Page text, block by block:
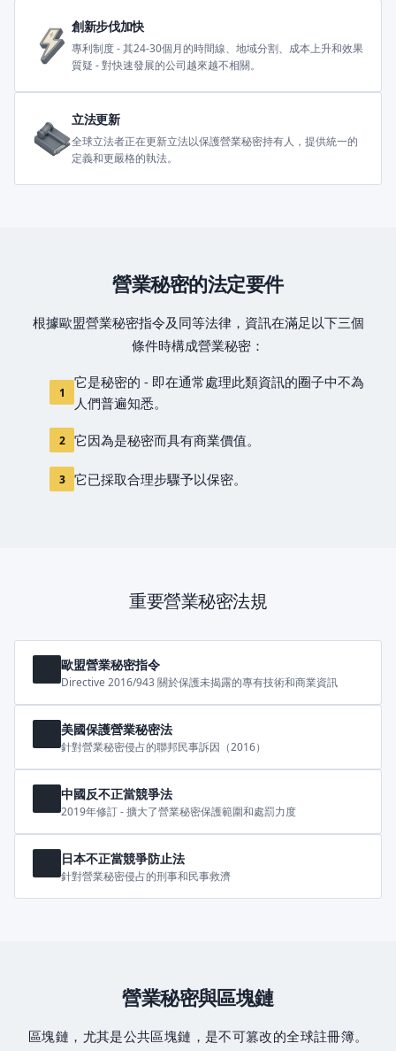
創新步伐加快
專利制度 - 其24-30個月的時間線、地域分割、成本上升和效果
質疑 - 對快速發展的公司越來越不相關。
立法更新
全球立法者正在更新立法以保護營業秘密持有人，提供統一的
定義和更嚴格的執法。
營業秘密的法定要件
根據歐盟營業秘密指令及同等法律，資訊在滿足以下三個
條件時構成營業秘密：
1
它是秘密的 - 即在通常處理此類資訊的圈子中不為
人們普遍知悉。
2 它因為是秘密而具有商業價值。
3 它已採取合理步驟予以保密。
重要營業秘密法規
歐盟營業秘密指令
Directive 2016/943 關於保護未揭露的專有技術和商業資訊
美國保護營業秘密法
針對營業秘密侵占的聯邦民事訴因（2016）
中國反不正當競爭法
2019年修訂 - 擴大了營業秘密保護範圍和處罰力度
日本不正當競爭防止法
針對營業秘密侵占的刑事和民事救濟
營業秘密與區塊鏈
區塊鏈，尤其是公共區塊鏈，是不可篡改的全球註冊簿。